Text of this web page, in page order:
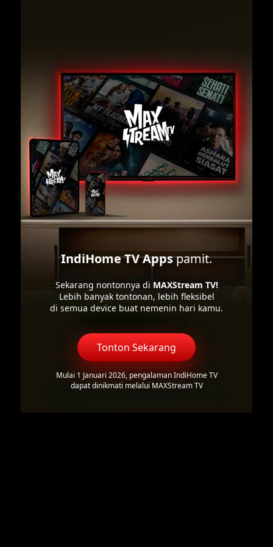
IndiHome TV Appspamit.
Sekarang nontonnya di MAXStream TV!
Lebih banyak tontonan, lebih fleksibel
di semua device buat nemenin hari kamu.
Tonton Sekarang
Mulai 1 Januari 2026, pengalaman IndiHome TV
dapat dinikmati melalui MAXStream TV